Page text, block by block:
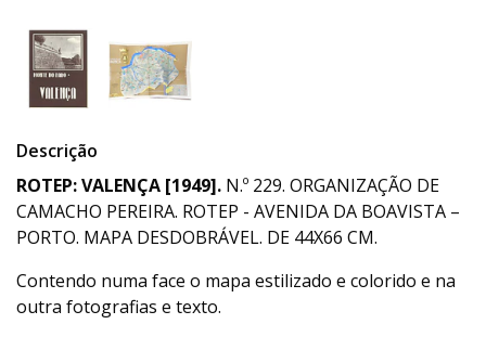
Descrição
ROTEP: VALENÇA [1949]. N.º 229. ORGANIZAÇÃO DE
CAMACHO PEREIRA. ROTEP - AVENIDA DA BOAVISTA –
PORTO. MAPA DESDOBRÁVEL. DE 44X66 CM.
Contendo numa face o mapa estilizado e colorido e na
outra fotografias e texto.